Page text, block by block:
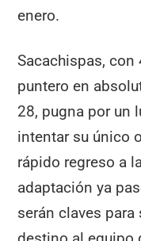
enero.
Sacachispas,
puntero en
28, pugna por un
intentar su único
rápido regreso a
adaptación ya
serán claves para